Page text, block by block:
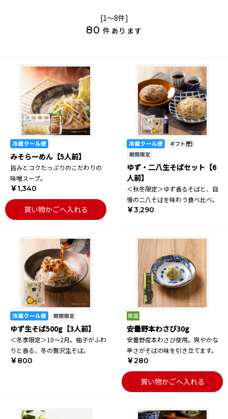
[1～8件]
80 件あります
みそらーめん【5人前】
旨みとコクたっぷりのこだわりの
味噌スープ。
￥1,340
買い物かごへ入れる
ゆず・二八生そばセット【6
人前】
＜秋冬限定＞ゆず香るそばと、自
慢の二八そばを味わう食べ比べ。
￥3,290
ゆず生そば500g【3人前】
＜冬季限定＞10～2月。柚子がふわ
りと香る、冬の贅沢生そば。
￥800
安曇野本わさび30g
安曇野産本わさび使用。爽やかな
辛さがそばの味を引き立てます。
￥280
買い物かごへ入れる